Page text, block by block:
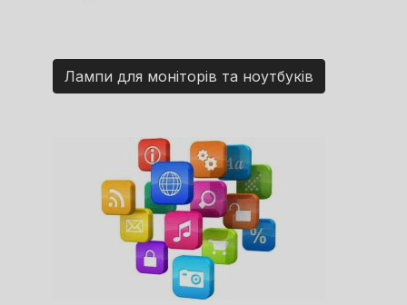
Лампи для моніторів та ноутбуків